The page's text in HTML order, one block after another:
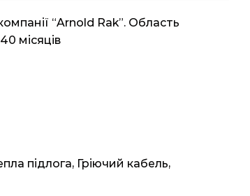
“Arnold Rak”. Область
місяців
підлога, Гріючий кабель,